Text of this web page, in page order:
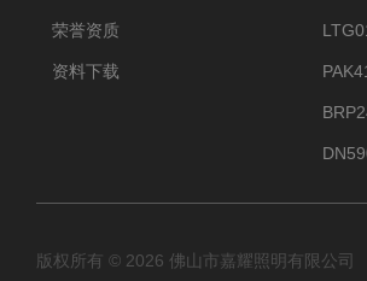
荣誉资质
资料下载
版权所有 © 2026 佛山市嘉耀照明有限公司